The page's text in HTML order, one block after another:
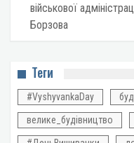
військової
Борзова
Теги
#VyshyvankaDay
велике_будівництво